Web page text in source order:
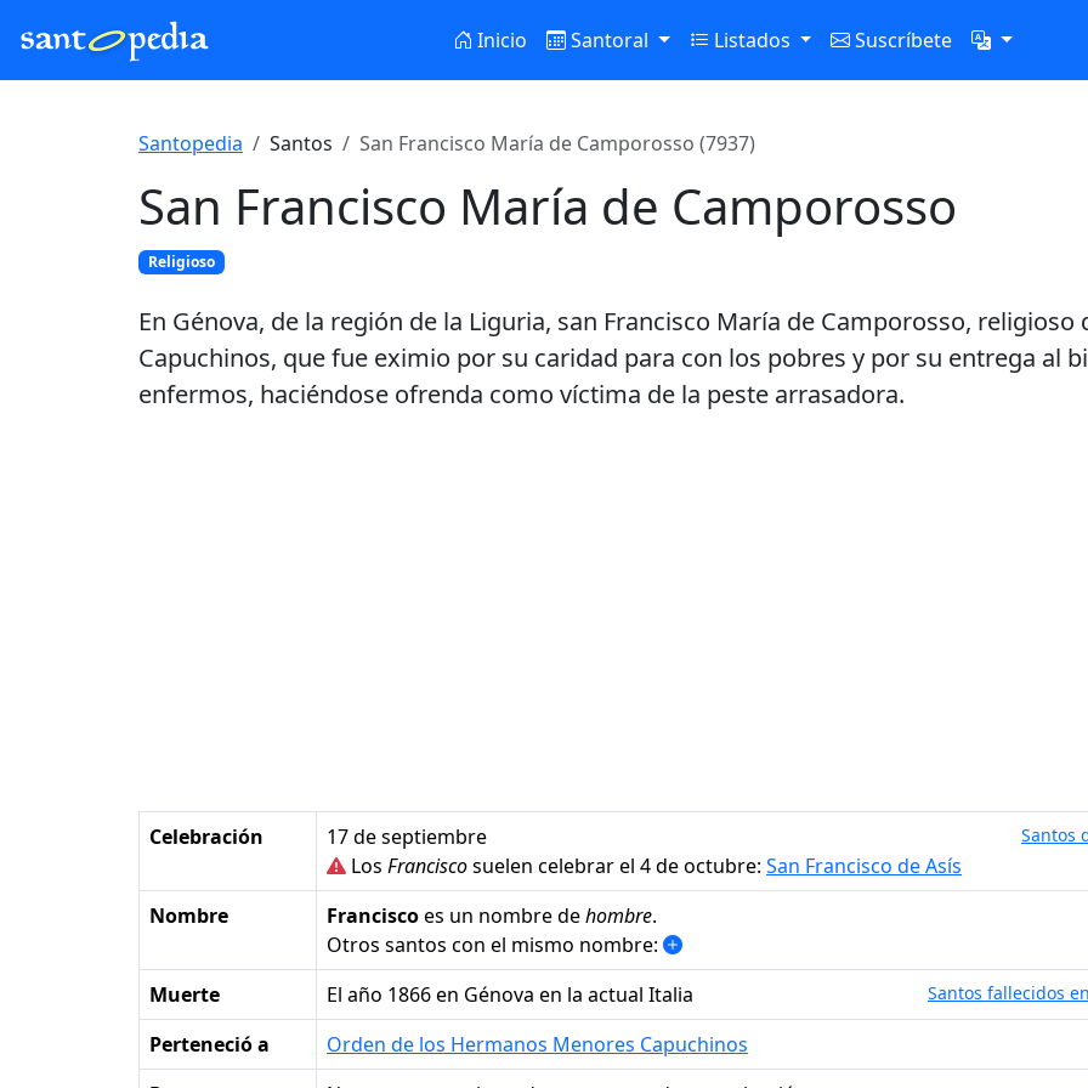
Inicio Santoral Listados Suscríbete
Santopedia Santos San Francisco María de Camporosso (7937)
San Francisco María de Camporosso
Religioso
En Génova, de la región de la Liguria, san Francisco María de Camporosso,
Capuchinos, que fue eximio por su caridad para con los pobres y por su entrega al
enfermos, haciéndose ofrenda como víctima de la peste arrasadora.
Celebración 17 de septiembre Santos
Los Franciscosuelen celebrar el 4 de octubre: San Francisco de Asís
Nombre
Franciscoes un nombre dehombre.
Otros santos con el mismo nombre:
Muerte
el año 1866 en Génova en la actual Italia Santos fallecidos
Perteneció a
Orden de los Hermanos Menores Capuchinos